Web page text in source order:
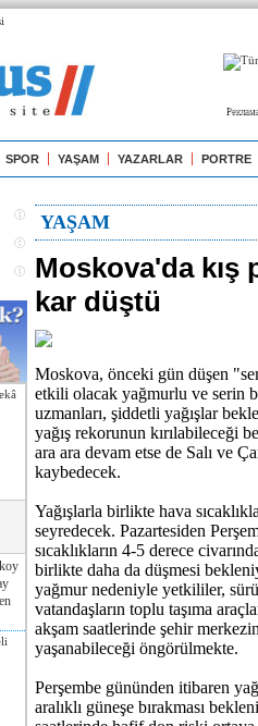
Реклама
SPOR YAŞAM YAZARLAR PORTRE
YAŞAM
Moskova'da kış
kar düştü
Moskova, önceki gün düşen
etkili olacak yağmurlu ve serin
uzmanları, şiddetli yağışlar
yağış rekorunun kırılabileceği
ara ara devam etse de Salı ve
kaybedecek.
Yağışlarla birlikte hava
seyredecek. Pazartesiden
sıcaklıkların 4-5 derece
birlikte daha da düşmesi
yağmur nedeniyle yetkililer,
vatandaşların toplu taşıma
akşam saatlerinde şehir
yaşanabileceği öngörülmekte.
Perşembe gününden itibaren
aralıklı güneşe bırakması